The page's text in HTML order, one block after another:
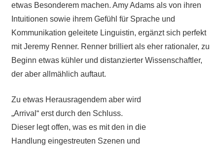
etwas Besonderem machen. Amy Adams als von ihren
Intuitionen sowie ihrem Gefühl für Sprache und
Kommunikation geleitete Linguistin, ergänzt sich perfekt
mit Jeremy Renner. Renner brilliert als eher rationaler, zu
Beginn etwas kühler und distanzierter Wissenschaftler,
der aber allmählich auftaut.
Zu etwas Herausragendem aber wird
„Arrival“ erst durch den Schluss.
Dieser legt offen, was es mit den in die
Handlung eingestreuten Szenen und